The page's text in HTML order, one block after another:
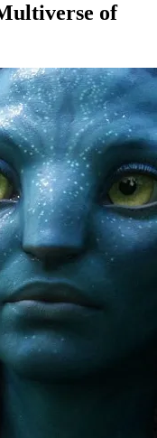
of